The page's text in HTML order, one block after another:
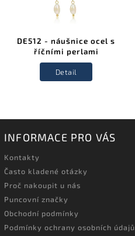
DE512 - náušnice ocel s
říčními perlami
Detail
INFORMACE PRO VÁS
Kontakty
Často kladené otázky
Proč nakoupit u nás
Puncovní značky
Obchodní podmínky
Podmínky ochrany osobních údajů